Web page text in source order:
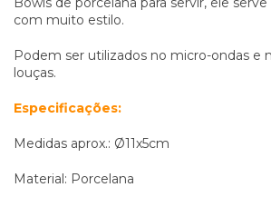
com muito estilo.
Podem ser utilizados no micro-ondas e
louças.
Especificações:
Medidas aprox.: Ø11x5cm
Material: Porcelana